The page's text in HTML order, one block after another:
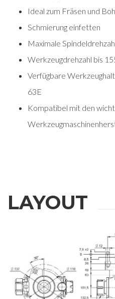
Ideal zum Fräsen und
Schmierung einfetten
Maximale
Werkzeugdrehzahl bis
Verfügbare
63E
Kompatibel mit den
LAYOUT